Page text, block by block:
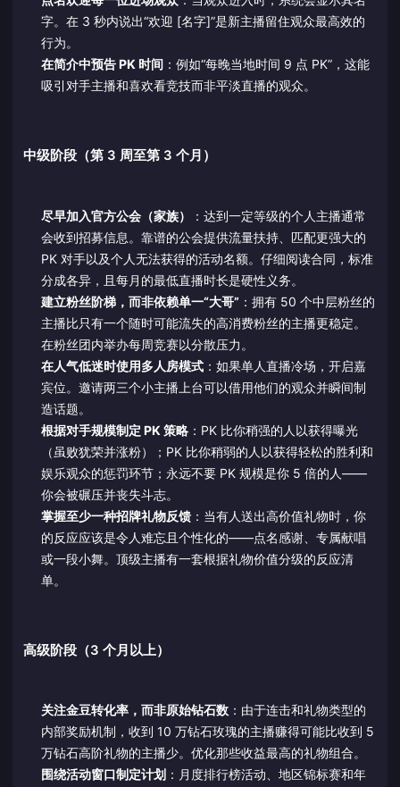
字。在 3 秒内说出“欢迎 [名字]”是新主播留住观众最高效的
行为。
在简介中预告 PK 时间：例如“每晚当地时间 9 点 PK”，这能
吸引对手主播和喜欢看竞技而非平淡直播的观众。
中级阶段（第 3 周至第 3 个月）
尽早加入官方公会（家族）
：达到一定等级的个人主播通常
会收到招募信息。靠谱的公会提供流量扶持、匹配更强大的
PK 对手以及个人无法获得的活动名额。仔细阅读合同，标准
分成各异，且每月的最低直播时长是硬性义务。
建立粉丝阶梯，而非依赖单一“大哥” ：拥有 50 个中层粉丝的
主播比只有一个随时可能流失的高消费粉丝的主播更稳定。
在粉丝团内举办每周竞赛以分散压力。
在人气低迷时使用多人房模式：如果单人直播冷场，开启嘉
宾位。邀请两三个小主播上台可以借用他们的观众并瞬间制
造话题。
根据对手规模制定 PK 策略：PK 比你稍强的人以获得曝光
（虽败犹荣并涨粉）；PK 比你稍弱的人以获得轻松的胜利和
娱乐观众的惩罚环节；永远不要 PK 规模是你 5 倍的人——
你会被碾压并丧失斗志。
掌握至少一种招牌礼物反馈：当有人送出高价值礼物时，你
的反应应该是令人难忘且个性化的——点名感谢、专属献唱
或一段小舞。顶级主播有一套根据礼物价值分级的反应清
单。
高级阶段（3 个月以上）
关注金豆转化率，而非原始钻石数：由于连击和礼物类型的
内部奖励机制，收到 10 万钻石玫瑰的主播赚得可能比收到 5
万钻石高阶礼物的主播少。优化那些收益最高的礼物组合。
围绕活动窗口制定计划：月度排行榜活动、地区锦标赛和年